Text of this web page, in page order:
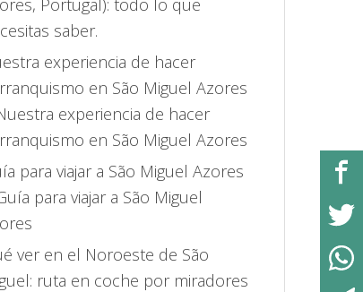
experiencia de hacer
en São Miguel Azores
para viajar a São Miguel Azores
ver en el Noroeste de São
ruta en coche por miradores